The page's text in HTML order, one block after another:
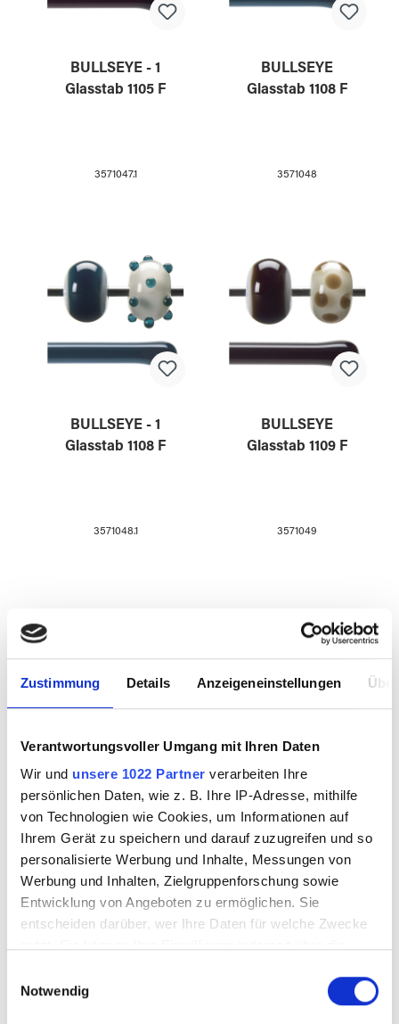
Zustimmung Details Anzeigeneinstellungen
Verantwortungsvoller Umgang mit Ihren Daten
Wir und unsere 1022 Partner verarbeiten Ihre
persönlichen Daten, wie z. B. Ihre IP-Adresse, mithilfe
von Technologien wie Cookies, um Informationen auf
Ihrem Gerät zu speichern und darauf zuzugreifen und so
personalisierte Werbung und Inhalte, Messungen von
Werbung und Inhalten, Zielgruppenforschung sowie
Entwicklung von Angeboten zu ermöglichen. Sie
entscheiden darüber, wer Ihre Daten für welche Zwecke
Trigger Symbol ändern oder widerrufen
Notwendig
BULLSEYE - 1
Glasstab 1105 F
3571047.1
BULLSEYE
Glasstab 1108 F
3571048
BULLSEYE - 1
Glasstab 1108 F
3571048.1
BULLSEYE
Glasstab 1109 F
3571049
BULLSEYE - 1
Glasstab 1109 F
3571049.1
BULLSEYE
Glasstab 1107 F
3571050